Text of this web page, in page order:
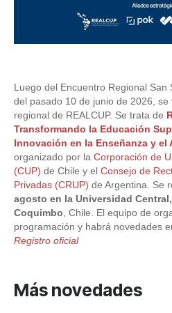
Luego del Encuentro Regional San
del pasado 10 de junio de 2026,
regional de REALCUP. Se trata de
Transformando la Educación
Innovación en la Enseñanza y el
organizado por la Corporación de
(CUP) de Chile y el Consejo de
Privadas (CRUP) de Argentina. Se
agosto en la Universidad
Coquimbo, Chile. El equipo de
programación y habrá novedades
Registro oficial
Más novedades